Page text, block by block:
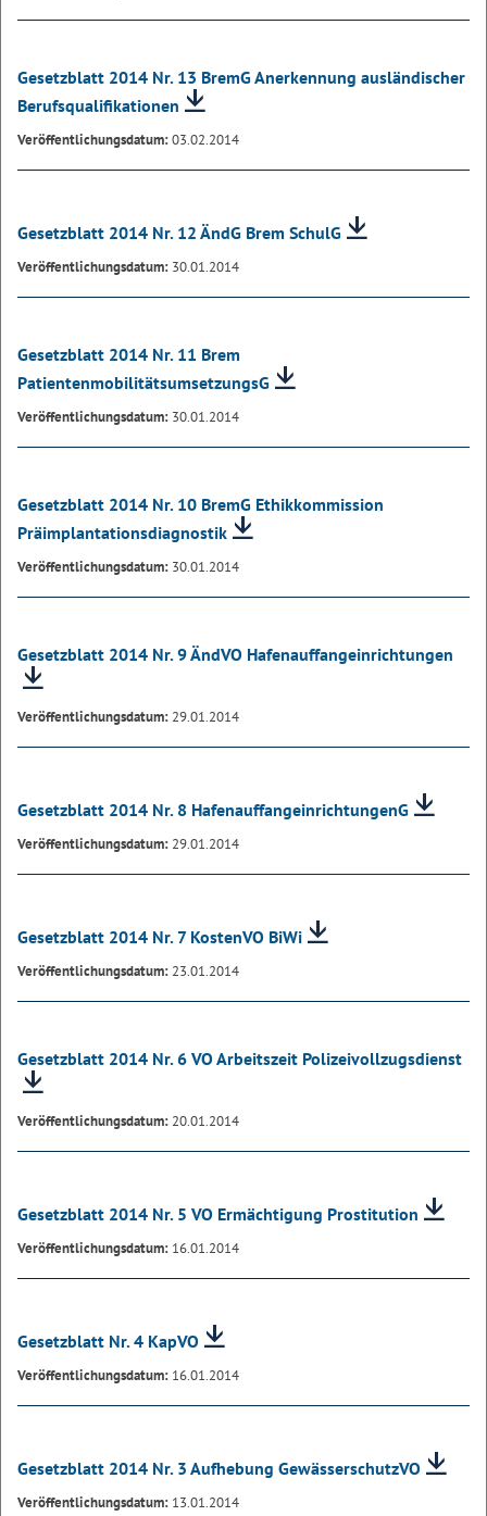
Gesetzblatt 2014 Nr. 13 BremG Anerkennung ausländischer
Berufsqualifikationen
Veröffentlichungsdatum:03.02.2014
Gesetzblatt 2014 Nr. 12 ÄndG Brem SchulG
Veröffentlichungsdatum: 30.01.2014
Gesetzblatt 2014 Nr. 11 Brem
PatientenmobilitätsumsetzungsG
Veröffentlichungsdatum: 30.01.2014
Gesetzblatt 2014 Nr. 10 BremG Ethikkommission
Präimplantationsdiagnostik
Veröffentlichungsdatum: 30.01.2014
Gesetzblatt 2014 Nr. 9 ÄndVO Hafenauffangeinrichtungen
Veröffentlichungsdatum: 29.01.2014
Gesetzblatt 2014 Nr. 8 HafenauffangeinrichtungenG
Veröffentlichungsdatum: 29.01.2014
Gesetzblatt 2014 Nr. 7 KostenVO BiWi
Veröffentlichungsdatum: 23.01.2014
Gesetzblatt 2014 Nr. 6 VO Arbeitszeit Polizeivollzugsdienst
Veröffentlichungsdatum: 20.01.2014
Gesetzblatt 2014 Nr. 5 VO Ermächtigung Prostitution
Veröffentlichungsdatum: 16.01.2014
Gesetzblatt Nr. 4 KapVO
Veröffentlichungsdatum: 16.01.2014
Gesetzblatt 2014 Nr. 3 Aufhebung GewässerschutzVO
Veröffentlichungsdatum: 13.01.2014